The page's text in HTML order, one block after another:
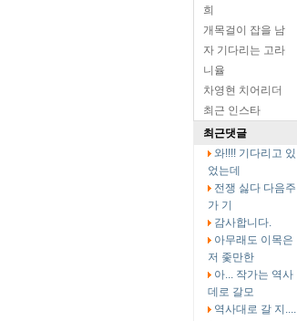
희
개목걸이 잡을 남
자 기다리는 고라
니율
차영현 치어리더
최근 인스타
최근댓글
와!!!! 기다리고 있
었는데
전쟁 싫다 다음주
가 기
감사합니다.
아무래도 이목은
저 좇만한
아... 작가는 역사
데로 갈모
역사대로 갈 지....